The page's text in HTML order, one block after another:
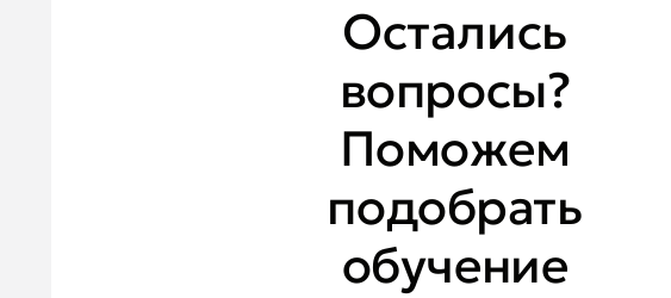
Остались
вопросы?
Поможем
подобрать
обучение